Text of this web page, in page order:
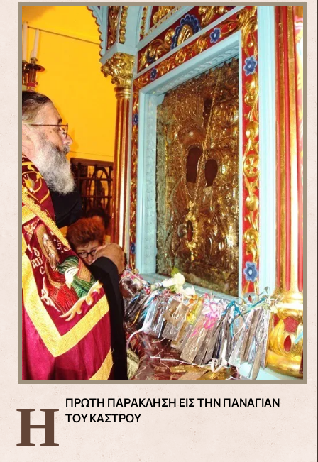
Η ΠΡΩΤΗ ΠΑΡΑΚΛΗΣΗ ΕΙΣ ΤΗΝ ΠΑΝΑΓΙΑΝ ΤΟΥ ΚΑΣΤΡΟΥ